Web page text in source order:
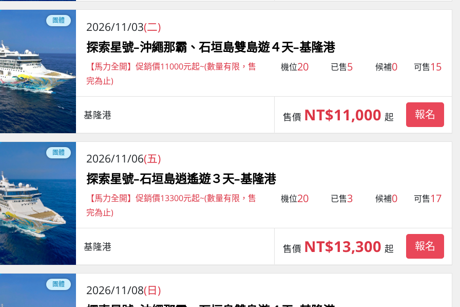
團體 2026/11/03(二)
探索星號–沖繩那霸、石垣島雙島遊４天–基隆港
【馬力全開】促銷價11000元起~(數量有限，售
完為止)
機位20 已售5 候補0 可售15
基隆港 售價 NT$11,000 起 報名
團體 2026/11/06(五)
探索星號–石垣島逍遙遊３天–基隆港
【馬力全開】促銷價13300元起~(數量有限，售
完為止)
機位20 已售3 候補0 可售17
基隆港 售價 NT$13,300 起 報名
團體 2026/11/08(日)